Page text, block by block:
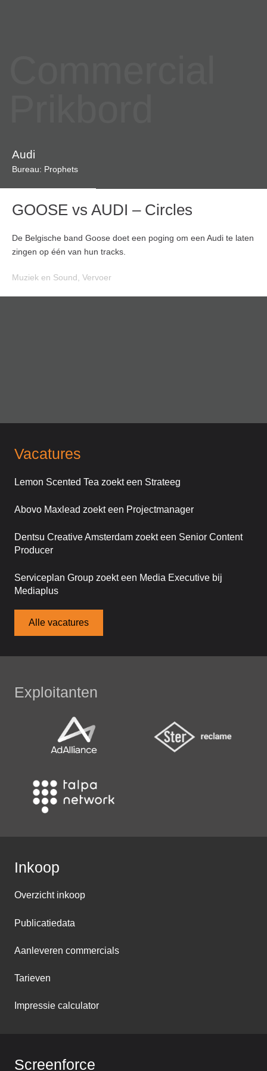
Audi
Bureau: Prophets
GOOSE vs AUDI – Circles
De Belgische band Goose doet een poging om een Audi te laten
zingen op één van hun tracks.
Muziek en Sound Vervoer
Vacatures
Lemon Scented Tea zoekt een Strateeg
Abovo Maxlead zoekt een Projectmanager
Dentsu Creative Amsterdam zoekt een Senior Content
Producer
Serviceplan Group zoekt een Media Executive bij
Mediaplus
Alle vacatures
Exploitanten
Inkoop
Overzicht inkoop
Publicatiedata
Aanleveren commercials
Tarieven
Impressie calculator
Screenforce